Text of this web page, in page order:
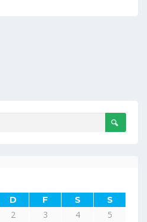
D F S S
2 3 4
5